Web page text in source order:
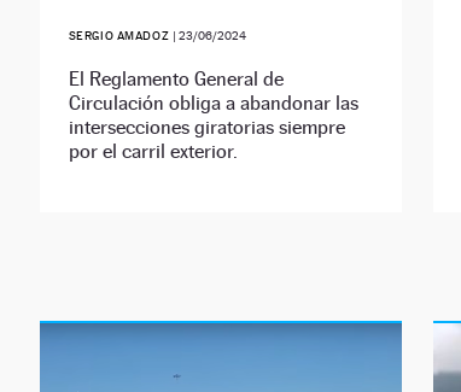
SERGIO AMADOZ | 23/06/2024
El Reglamento General de
Circulación obliga a abandonar las
intersecciones giratorias siempre
por el carril exterior.